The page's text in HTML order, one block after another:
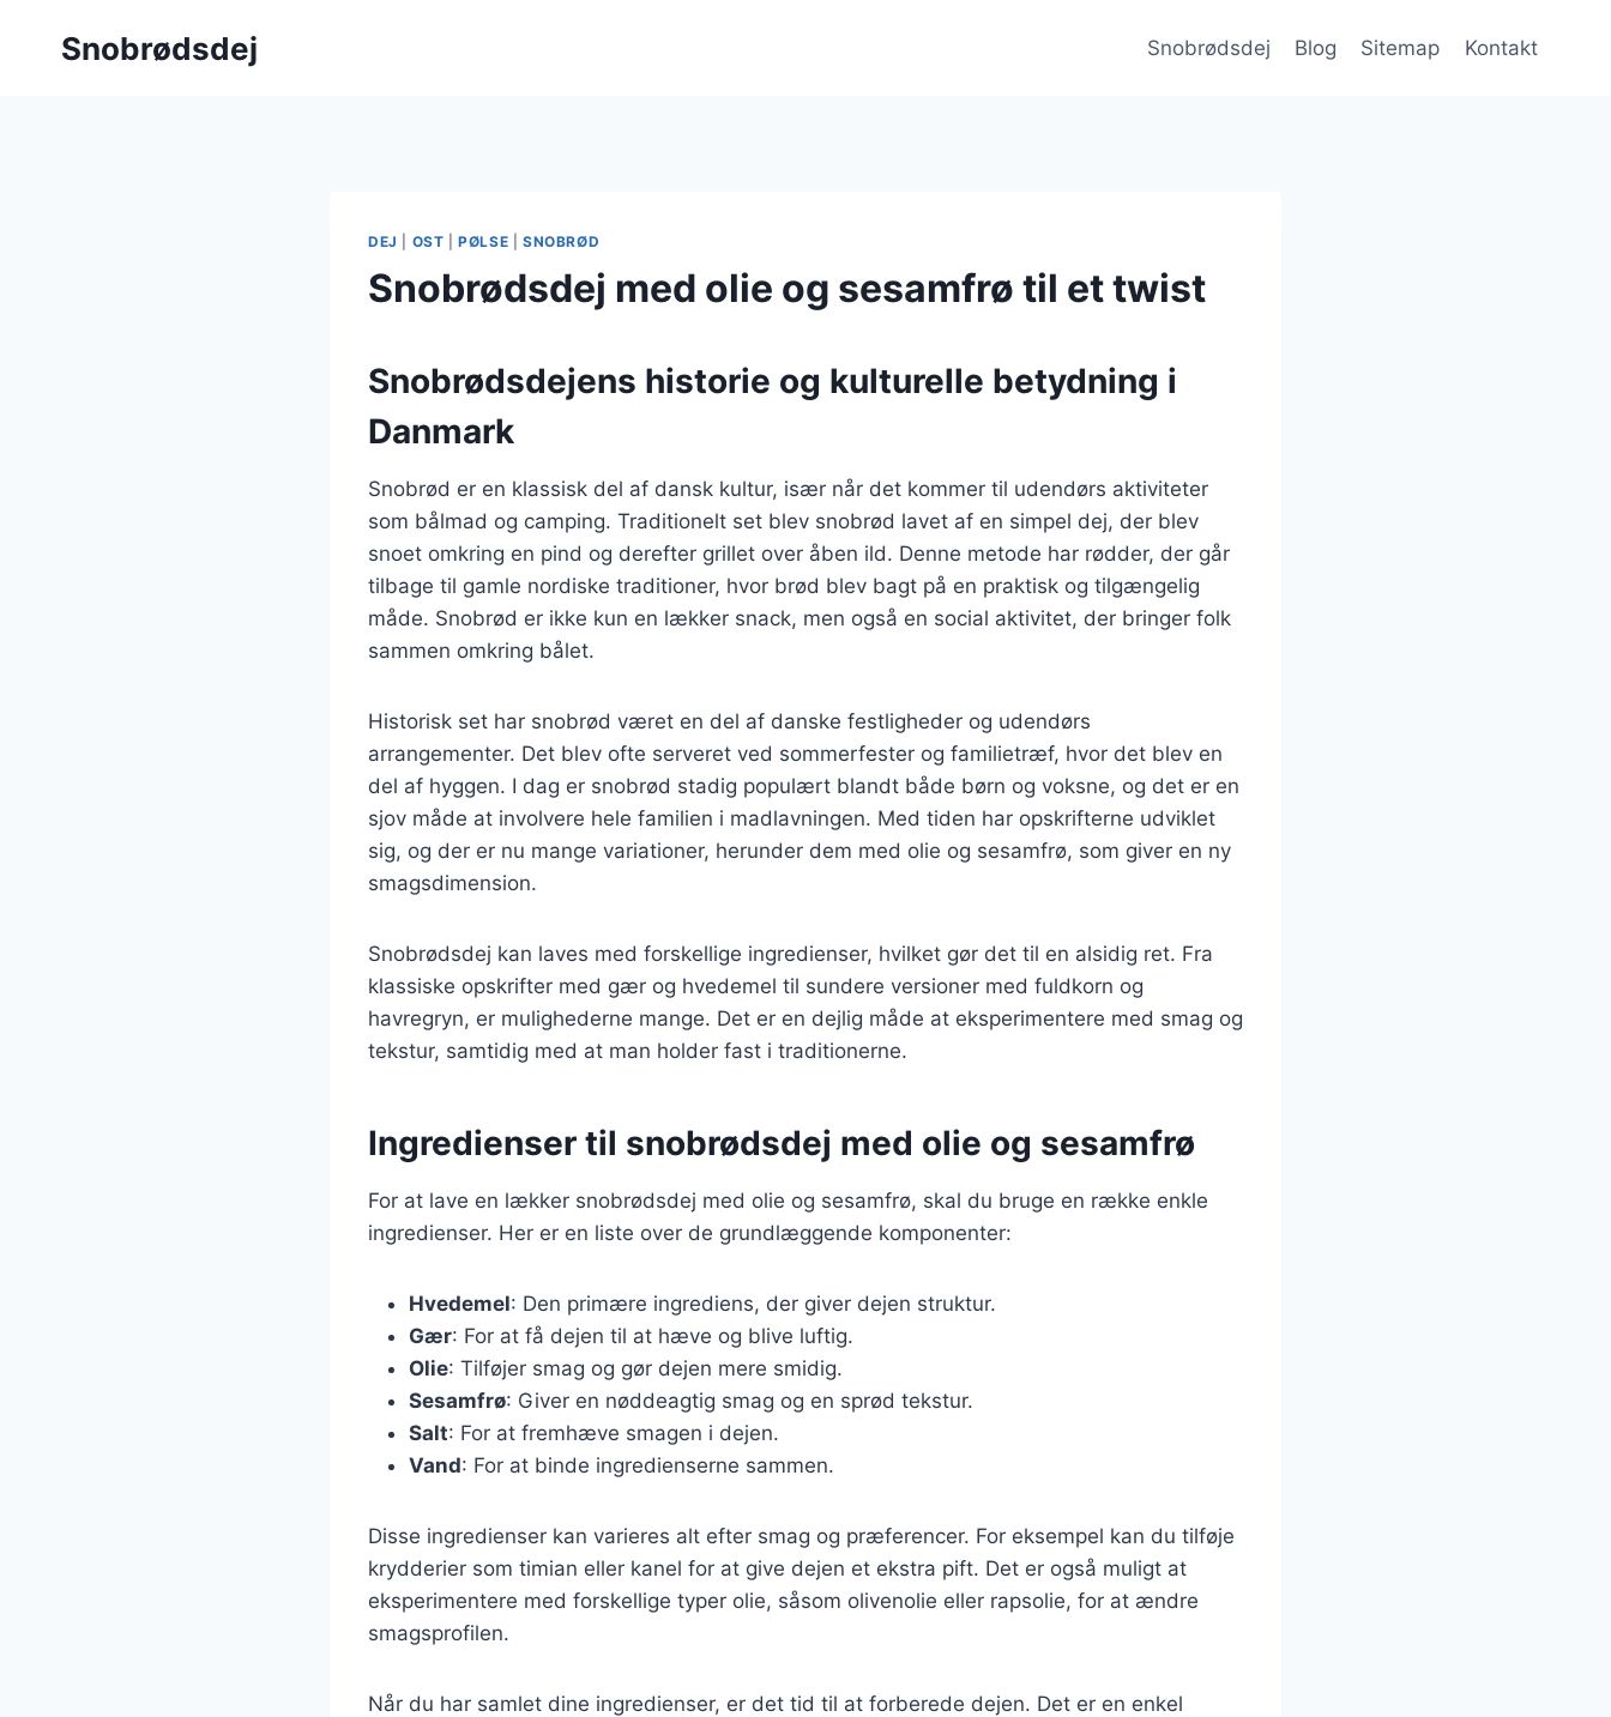
Snobrødsdej Snobrødsdej Blog Sitemap Kontakt
DEJ OST |PØLSE SNOBRØD
Snobrødsdej med olie og sesamfrø til et twist
Snobrødsdejens historie og kulturelle betydning i
Danmark
Snobrød er en klassisk del af dansk kultur, især når det kommer til udendørs aktiviteter
som bålmad og camping. Traditionelt set blev snobrød lavet af en simpel dej, der blev
snoet omkring en pind og derefter grillet over åben ild. Denne metode har rødder, der går
tilbage til gamle nordiske traditioner, hvor brød blev bagt på en praktisk og tilgængelig
måde. Snobrød er ikke kun en lækker snack, men også en social aktivitet, der bringer folk
sammen omkring bålet.
Historisk set har snobrød været en del af danske festligheder og udendørs
arrangementer. Det blev ofte serveret ved sommerfester og familietræf, hvor det blev en
del af hyggen. I dag er snobrød stadig populært blandt både børn og voksne, og det er en
sjov måde at involvere hele familien i madlavningen. Med tiden har opskrifterne udviklet
sig, og der er nu mange variationer, herunder dem med olie og sesamfrø, som giver en ny
smagsdimension.
Snobrødsdej kan laves med forskellige ingredienser, hvilket gør det til en alsidig ret. Fra
klassiske opskrifter med gær og hvedemel til sundere versioner med fuldkorn og
havregryn, er mulighederne mange. Det er en dejlig måde at eksperimentere med smag og
tekstur, samtidig med at man holder fast i traditionerne.
Ingredienser til snobrødsdej med olie og sesamfrø
For at lave en lækker snobrødsdej med olie og sesamfrø, skal du bruge en række enkle
ingredienser. Her er en liste over de grundlæggende komponenter:
Hvedemel: Den primære ingrediens, der giver dejen struktur.
Gær: For at få dejen til at hæve og blive luftig.
Olie: Tilføjer smag og gør dejen mere smidig.
Sesamfrø: Giver en nøddeagtig smag og en sprød tekstur.
Salt: For at fremhæve smagen i dejen.
Vand: For at binde ingredienserne sammen.
Disse ingredienser kan varieres alt efter smag og præferencer. For eksempel kan du tilføje
krydderier som timian eller kanel for at give dejen et ekstra pift. Det er også muligt at
eksperimentere med forskellige typer olie, såsom olivenolie eller rapsolie, for at ændre
smagsprofilen.
Når du har samlet dine ingredienser, er det tid til at forberede dejen. Det er en enkel